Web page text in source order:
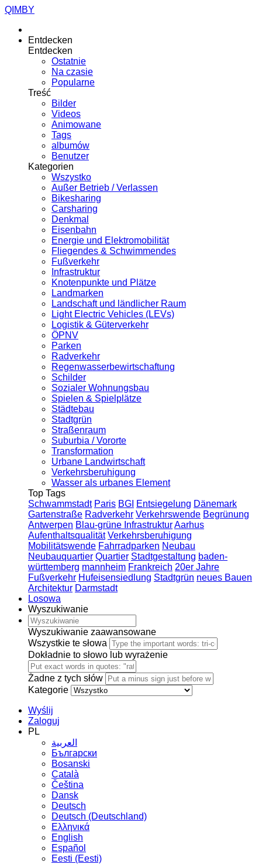
QIMBY
Entdecken
Entdecken
Ostatnie
Na czasie
Popularne
Treść
Bilder
Videos
Animowane
Tags
albumów
Benutzer
Kategorien
Wszystko
Außer Betrieb / Verlassen
Bikesharing
Carsharing
Denkmal
Eisenbahn
Energie und Elektromobilität
Fliegendes & Schwimmendes
Fußverkehr
Infrastruktur
Knotenpunkte und Plätze
Landmarken
Landschaft und ländlicher Raum
Light Electric Vehicles (LEVs)
Logistik & Güterverkehr
ÖPNV
Parken
Radverkehr
Regenwasserbewirtschaftung
Schilder
Sozialer Wohnungsbau
Spielen & Spielplätze
Städtebau
Stadtgrün
Straßenraum
Suburbia / Vororte
Transformation
Urbane Landwirtschaft
Verkehrsberuhigung
Wasser als urbanes Element
Top Tags
Schwammstadt Paris BGI Entsiegelung Dänemark
Gartenstraße Radverkehr Verkehrswende Begrünung
Antwerpen Blau-grüne InfrastrukturAarhus
Aufenthaltsqualität Verkehrsberuhigung
Mobilitätswende Fahrradparken Neubau
Neubauquartier Quartier Stadtgestaltung baden-
württemberg mannheim Frankreich 20er Jahre
Fußverkehr Hufeisensiedlung Stadtgrün neues Bauen
Architektur Darmstadt
Losowa
Wyszukiwanie
Wyszukiwanie zaawansowane
Wszystkie te słowa
Dokładnie to słowo lub wyrażenie
Żadne z tych słów
Kategorie
Wyślij
Zaloguj
PL
العربية
Български
Bosanski
Сatalà
Čeština
Dansk
Deutsch
Deutsch (Deutschland)
Ελληνικά
English
Español
Eesti (Eesti)